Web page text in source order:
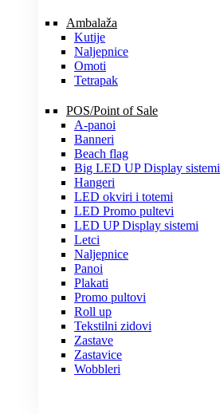
Ambalaža
Kutije
Naljepnice
Omoti
Tetrapak
POS/Point of Sale
A-panoi
Banneri
Beach flag
Big LED UP Display sistemi
Hangeri
LED okviri i totemi
LED Promo pultevi
LED UP Display sistemi
Letci
Naljepnice
Panoi
Plakati
Promo pultovi
Roll up
Tekstilni zidovi
Zastave
Zastavice
Wobbleri